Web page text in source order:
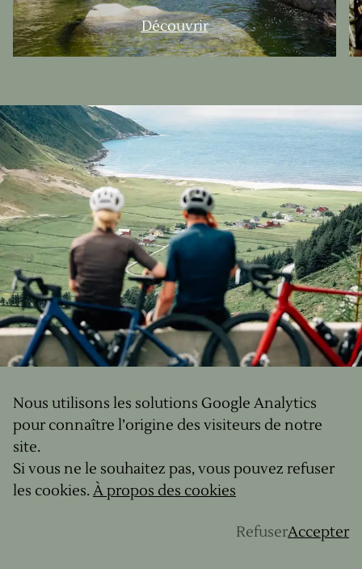
Nous utilisons les solutions Google Analytics
pour connaître l’origine des visiteurs de notre
site.
Si vous ne le souhaitez pas, vous pouvez refuser
les cookies.À propos des cookies
RefuserAccepter
Découvrir
GRAVEL UP, DES SÉJOURS
GRAVEL POUR PARTIR À LA